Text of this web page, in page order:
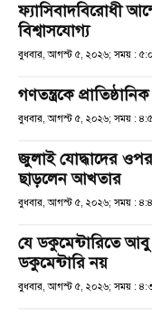
ফ্যাসিবাদবিরোধী
বিশ্বাসযোগ্য
বুধবার, আগস্ট ৫, ২০২৬; সময় :
গণতন্ত্রকে
বুধবার, আগস্ট ৫, ২০২৬; সময় :
জুলাই যোদ্ধাদের ওপর
ছাড়লেন আখতার
বুধবার, আগস্ট ৫, ২০২৬; সময় :
যে ডকুমেন্টারিতে
ডকুমেন্টারি নয়
বুধবার, আগস্ট ৫, ২০২৬; সময় :